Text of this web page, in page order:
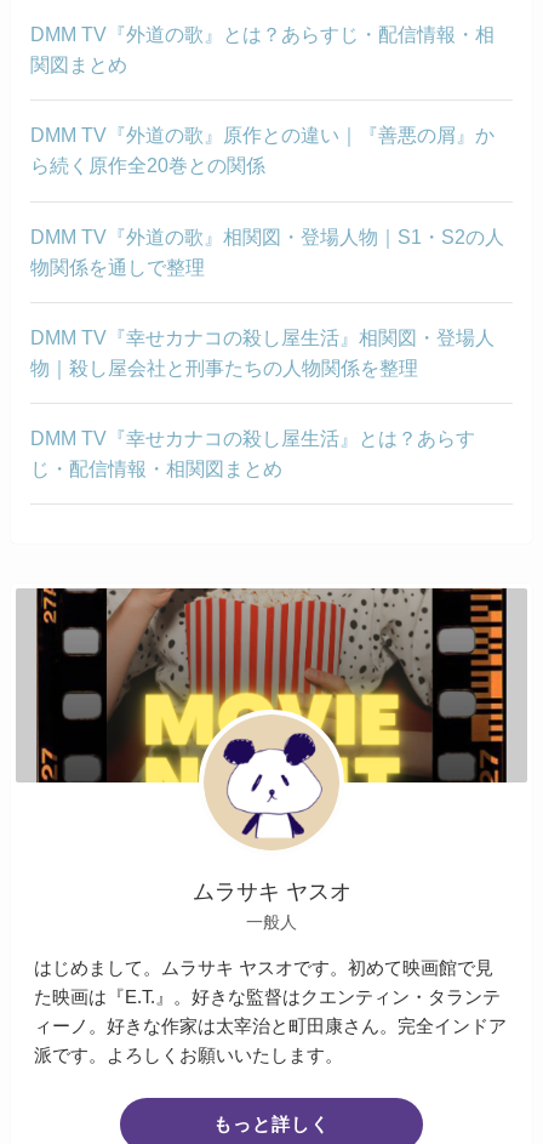
DMM TV『外道の歌』とは？あらすじ・配信情報・相
関図まとめ
DMM TV『外道の歌』原作との違い｜『善悪の屑』か
ら続く原作全20巻との関係
DMM TV『外道の歌』相関図・登場人物｜S1・S2の人
物関係を通しで整理
DMM TV『幸せカナコの殺し屋生活』相関図・登場人
物｜殺し屋会社と刑事たちの人物関係を整理
DMM TV『幸せカナコの殺し屋生活』とは？あらす
じ・配信情報・相関図まとめ
ムラサキ ヤスオ
一般人
はじめまして。ムラサキ ヤスオです。初めて映画館で見
た映画は『E.T.』。好きな監督はクエンティン・タランテ
ィーノ。好きな作家は太宰治と町田康さん。完全インドア
派です。よろしくお願いいたします。
もっと詳しく